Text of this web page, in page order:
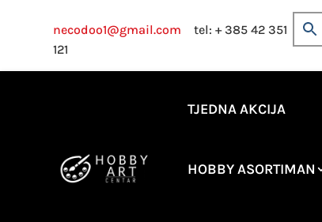
necodoo1@gmail.com tel: + 385 42 351
121
TJEDNA AKCIJA
HOBBY ASORTIMAN